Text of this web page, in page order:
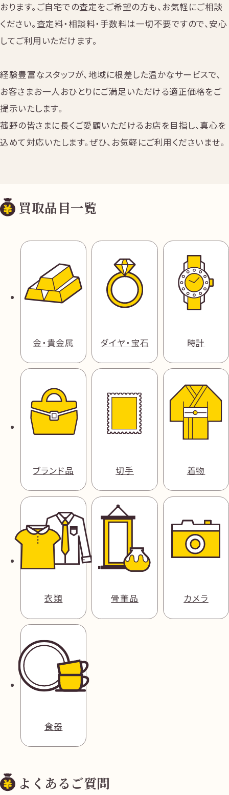
おります。ご自宅での査定をご希望の方も、お気軽にご相談
ください。査定料・相談料・手数料は一切不要ですので、安心
してご利用いただけます。
経験豊富なスタッフが、地域に根差した温かなサービスで、
お客さまお一人おひとりにご満足いただける適正価格をご
提示いたします。
菰野の皆さまに長くご愛顧いただけるお店を目指し、真心を
込めて対応いたします。ぜひ、お気軽にご利用くださいませ。
買取品目一覧
金・貴金属 ダイヤ・宝石 時計
ブランド品 切手 着物
衣類 骨董品 カメラ
食器
よくあるご質問